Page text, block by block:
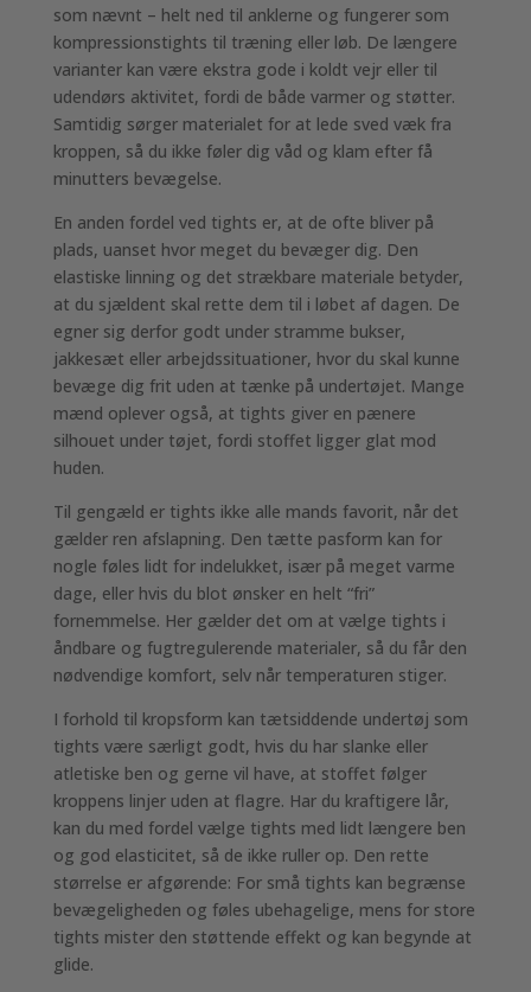
som nævnt – helt ned til anklerne og fungerer som
kompressionstights til træning eller løb. De længere
varianter kan være ekstra gode i koldt vejr eller til
udendørs aktivitet, fordi de både varmer og støtter.
Samtidig sørger materialet for at lede sved væk fra
kroppen, så du ikke føler dig våd og klam efter få
minutters bevægelse.
En anden fordel ved tights er, at de ofte bliver på
plads, uanset hvor meget du bevæger dig. Den
elastiske linning og det strækbare materiale betyder,
at du sjældent skal rette dem til i løbet af dagen. De
egner sig derfor godt under stramme bukser,
jakkesæt eller arbejdssituationer, hvor du skal kunne
bevæge dig frit uden at tænke på undertøjet. Mange
mænd oplever også, at tights giver en pænere
silhouet under tøjet, fordi stoffet ligger glat mod
huden.
Til gengæld er tights ikke alle mands favorit, når det
gælder ren afslapning. Den tætte pasform kan for
nogle føles lidt for indelukket, især på meget varme
dage, eller hvis du blot ønsker en helt “fri”
fornemmelse. Her gælder det om at vælge tights i
åndbare og fugtregulerende materialer, så du får den
nødvendige komfort, selv når temperaturen stiger.
I forhold til kropsform kan tætsiddende undertøj som
tights være særligt godt, hvis du har slanke eller
atletiske ben og gerne vil have, at stoffet følger
kroppens linjer uden at flagre. Har du kraftigere lår,
kan du med fordel vælge tights med lidt længere ben
og god elasticitet, så de ikke ruller op. Den rette
størrelse er afgørende: For små tights kan begrænse
bevægeligheden og føles ubehagelige, mens for store
tights mister den støttende effekt og kan begynde at
glide.